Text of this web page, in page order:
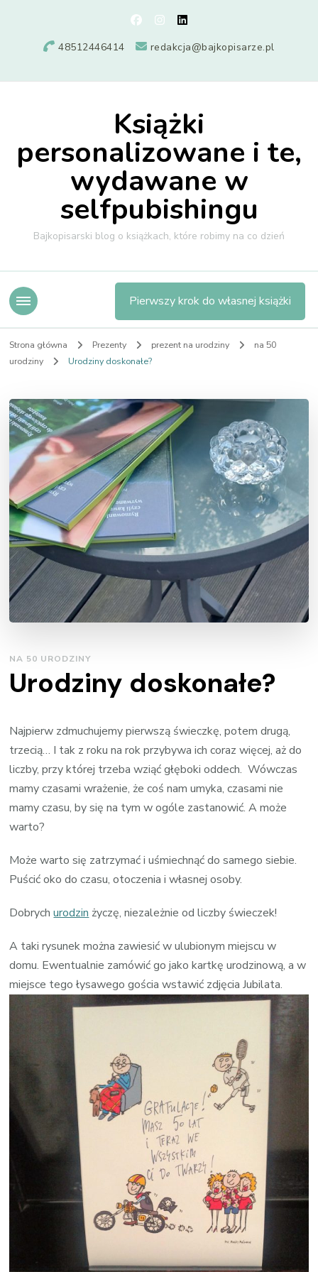
48512446414 redakcja@bajkopisarze.pl
Książki
personalizowane i te,
wydawane w
selfpubishingu
Bajkopisarski blog o książkach, które robimy na co dzień
Pierwszy krok do własnej książki
Strona główna Prezenty prezent na urodziny
na 50
urodziny
Urodziny doskonałe?
NA 50 URODZINY
Urodziny doskonałe?
Najpierw zdmuchujemy pierwszą świeczkę, potem drugą,
trzecią… I tak z roku na rok przybywa ich coraz więcej, aż do
liczby, przy której trzeba wziąć głęboki oddech. Wówczas
mamy czasami wrażenie, że coś nam umyka, czasami nie
mamy czasu, by się na tym w ogóle zastanowić. A może
warto?
Może warto się zatrzymać i uśmiechnąć do samego siebie.
Puścić oko do czasu, otoczenia i własnej osoby.
Dobrychurodzinżyczę, niezależnie od liczby świeczek!
A taki rysunek można zawiesić w ulubionym miejscu w
domu. Ewentualnie zamówić go jako kartkę urodzinową, a w
miejsce tego łysawego gościa wstawić zdjęcia Jubilata.